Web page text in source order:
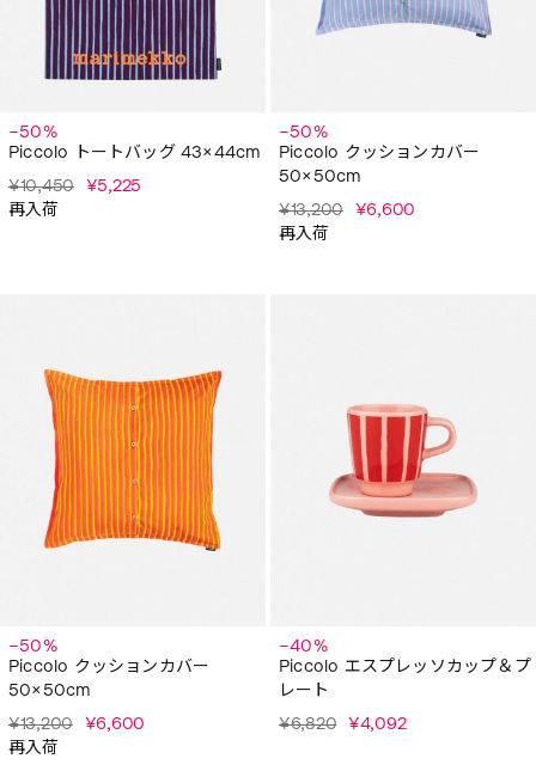
−50%
Piccolo トートバッグ 43×44cm
¥10,450 ¥5,225
再入荷
−50%
Piccolo クッションカバー
50×50cm
¥13,200 ¥6,600
再入荷
−50%
Piccolo クッションカバー
50×50cm
¥13,200 ¥6,600
再入荷
−40%
Piccolo エスプレッソカップ＆プ
レート
¥6,820 ¥4,092